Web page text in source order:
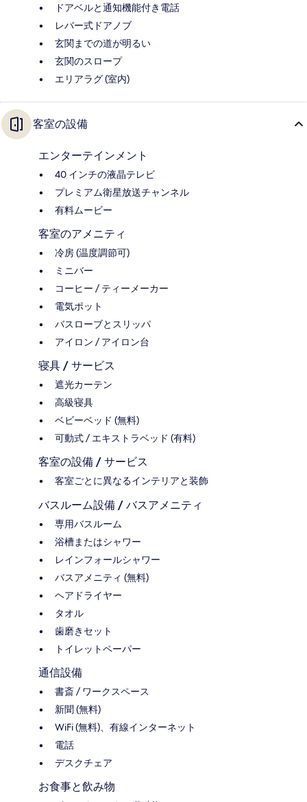
ドアベルと通知機能付き電話
レバー式ドアノブ
玄関までの道が明るい
玄関のスロープ
エリアラグ (室内)
客室の設備
エンターテインメント
40 インチの液晶テレビ
プレミアム衛星放送チャンネル
有料ムービー
客室のアメニティ
冷房 (温度調節可)
ミニバー
コーヒー / ティーメーカー
電気ポット
バスローブとスリッパ
アイロン / アイロン台
寝具 / サービス
遮光カーテン
高級寝具
ベビーベッド (無料)
可動式 / エキストラベッド (有料)
客室の設備 / サービス
客室ごとに異なるインテリアと装飾
バスルーム設備 / バスアメニティ
専用バスルーム
浴槽またはシャワー
レインフォールシャワー
バスアメニティ (無料)
ヘアドライヤー
タオル
歯磨きセット
トイレットペーパー
通信設備
書斎 / ワークスペース
新聞 (無料)
WiFi (無料)、有線インターネット
電話
デスクチェア
お食事と飲み物